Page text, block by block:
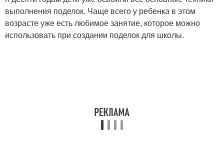
выполнения поделок. Чаще всего у ребенка в этом
возрасте уже есть любимое занятие, которое можно
использовать при создании поделок для школы.